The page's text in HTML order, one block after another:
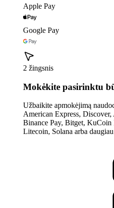
Apple Pay
Google Pay
2 žingsnis
Mokėkite pasirinktu
Užbaikite apmokėjimą
American Express,
Binance Pay, Bitget,
Litecoin, Solana arba